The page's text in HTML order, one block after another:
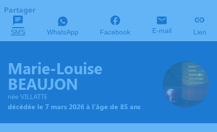
Partager
SMS WhatsApp Facebook E-mail Lien
Marie-Louise
BEAUJON
née VILLATTE
décédée le 7 mars 2026 à l'âge de 85 ans